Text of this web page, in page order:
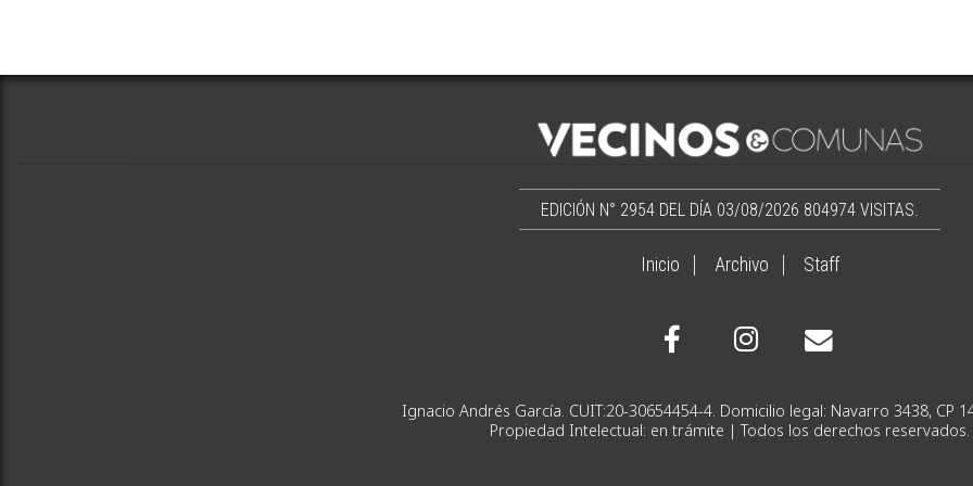
EDICIÓN N° 2954 DEL DÍA 03/08/2026 804974 VISITAS.
Inicio Archivo Staff
Ignacio Andrés García. CUIT:20-30654454-4. Domicilio
Propiedad Intelectual: en trámite | Todos los derechos reservados.